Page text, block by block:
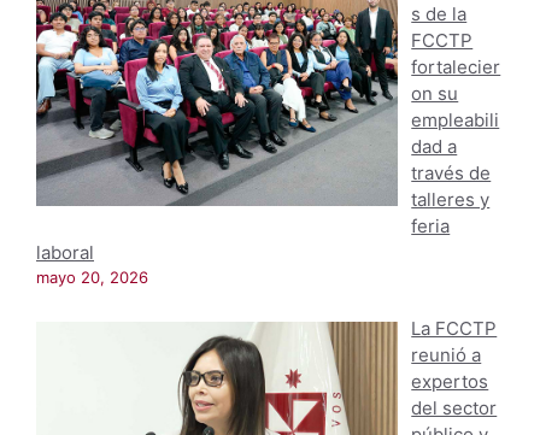
s de la
FCCTP
fortalecier
on su
empleabili
dad a
través de
talleres y
feria
laboral
mayo 20, 2026
La FCCTP
reunió a
expertos
del sector